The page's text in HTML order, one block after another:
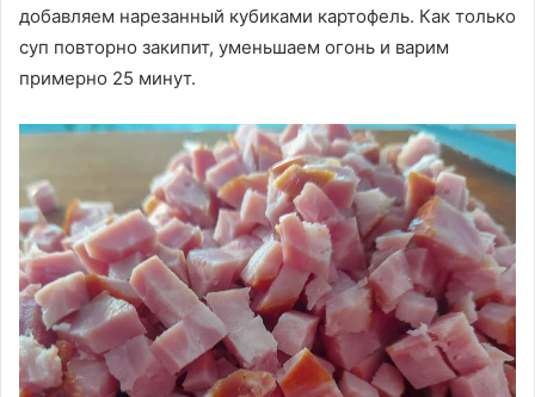
добавляем нарезанный кубиками картофель. Как только
суп повторно закипит, уменьшаем огонь и варим
примерно 25 минут.